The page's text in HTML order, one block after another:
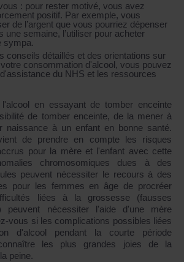
: pour rester motivé, vous avez
positif. Par exemple, vous
de l’argent que vous pourriez dépenser
une semaine, l’utiliser pour acheter
sympa.
conseils détaillés et des orientations sur
consommation d'alcool, vous pouvez
du NHS et les ressources
en essayant de tomber enceinte
de tomber enceinte, de la mener à
naissance à un enfant en bonne santé.
de prendre en compte les risques
pour la mère et l'enfant avec cette
chromosomiques dues à des
peuvent nécessiter le recours à des
pour les femmes en âge de procréer
liées à la grossesse (fausses
peuvent nécessiter l'aide d'une mère
vous si les complications possibles liées
d'alcool pendant la courte période
les plus grandes joies de la
peine.